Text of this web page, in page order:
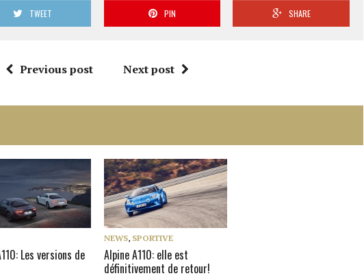
TWEET PIN SHARE
Previous post Next post
Les versions de
NEWS, SPORTIVE
Alpine A110: elle est
définitivement de retour!